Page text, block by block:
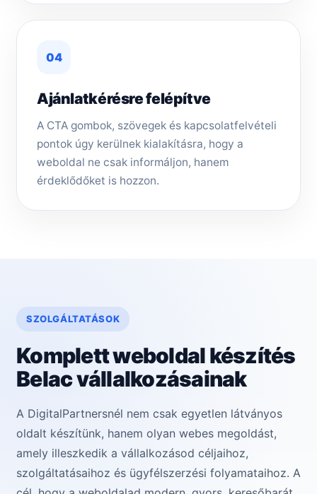
04
Ajánlatkérésre felépítve
A CTA gombok, szövegek és kapcsolatfelvételi
pontok úgy kerülnek kialakításra, hogy a
weboldal ne csak informáljon, hanem
érdeklődőket is hozzon.
SZOLGÁLTATÁSOK
Komplett weboldal készítés
Belac vállalkozásainak
A DigitalPartnersnél nem csak egyetlen látványos
oldalt készítünk, hanem olyan webes megoldást,
amely illeszkedik a vállalkozásod céljaihoz,
szolgáltatásaihoz és ügyfélszerzési folyamataihoz. A